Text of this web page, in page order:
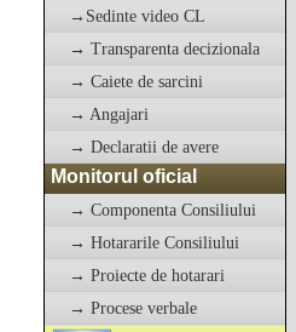
→Sedinte video CL
→ Transparenta decizionala
→ Caiete de sarcini
→ Angajari
→ Declaratii de avere
Monitorul oficial
→ Componenta Consiliului
→ Hotararile Consiliului
→ Proiecte de hotarari
→ Procese verbale